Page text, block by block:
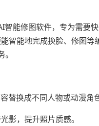
能修图软件，专为需要
智能地完成换脸、修图
换成不同人物或动漫角色
，提升照片质感。